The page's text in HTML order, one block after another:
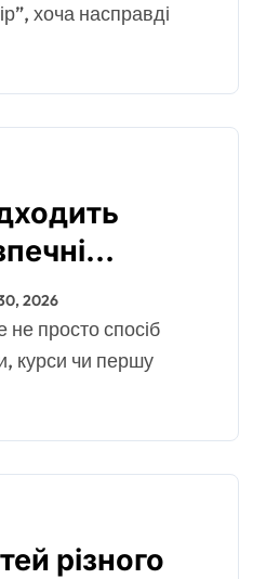
хоча насправді
2026
курси чи першу
різного